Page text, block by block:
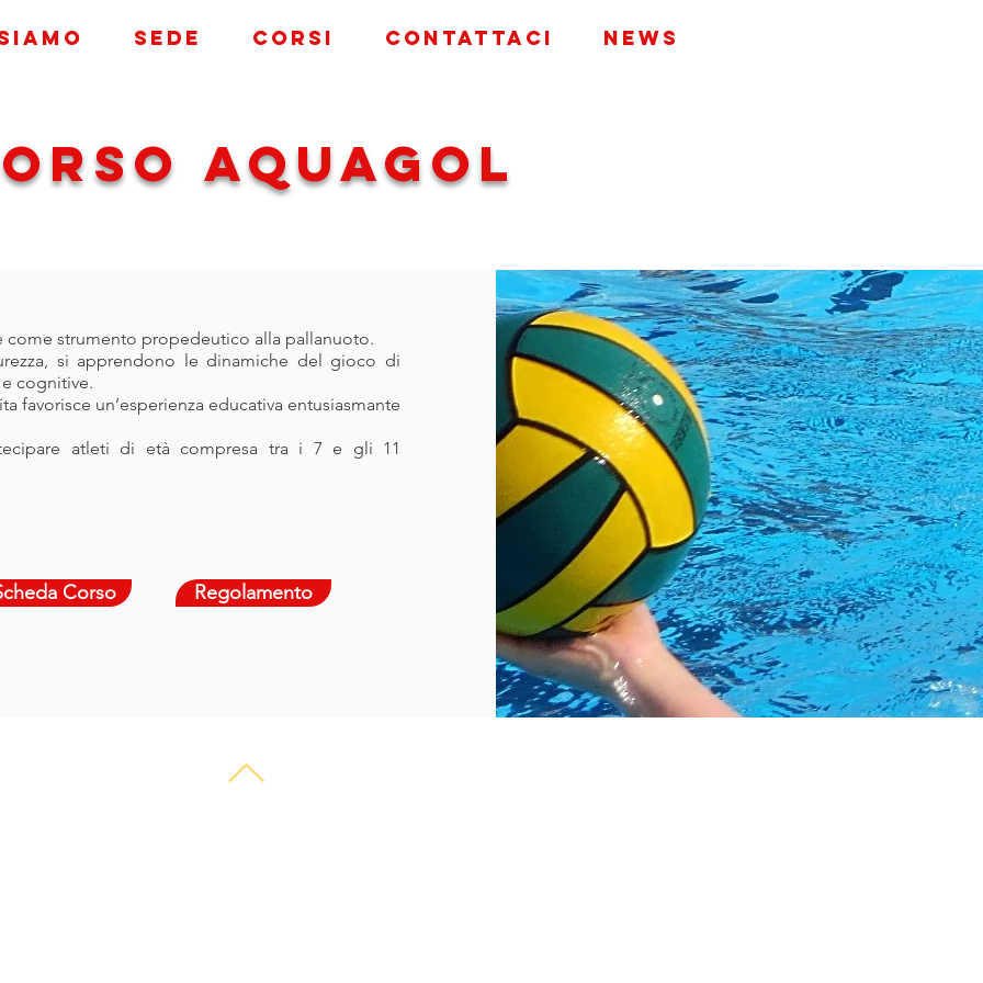
Sede Corsi Contattaci News
aquaGOL
come strumento propedeutico alla pallanuoto.
si apprendono le dinamiche del gioco di
cognitive.
favorisce un’esperienza educativa entusiasmante
atleti di età compresa tra i 7 e gli 11
Corso Regolamento